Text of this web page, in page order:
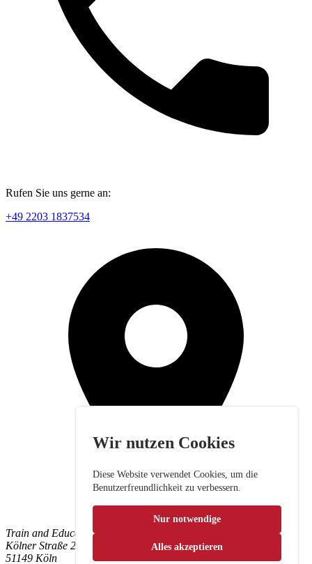
Rufen Sie uns gerne an:
+49 2203 1837534
Train and Education GmbH
Kölner Straße 265
51149 Köln
Wir nutzen Cookies
Diese Website verwendet Cookies, um die
Benutzerfreundlichkeit zu verbessern.
Nur notwendige
Alles akzeptieren